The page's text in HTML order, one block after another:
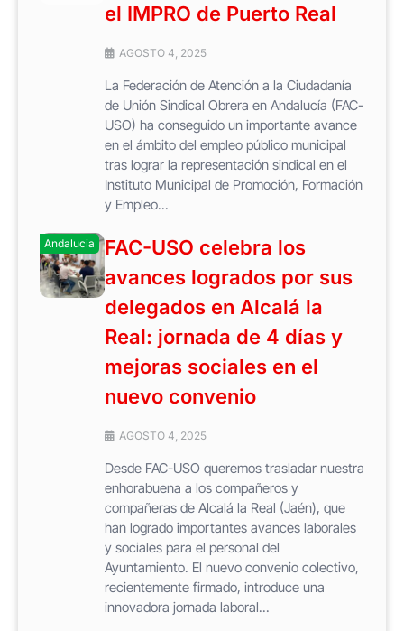
el IMPRO de Puerto Real
AGOSTO 4, 2025
La Federación de Atención a la Ciudadanía
de Unión Sindical Obrera en Andalucía (FAC-
USO) ha conseguido un importante avance
en el ámbito del empleo público municipal
tras lograr la representación sindical en el
Instituto Municipal de Promoción, Formación
y Empleo...
Andalucia
FAC-USO celebra los
avances logrados por sus
delegados en Alcalá la
Real: jornada de 4 días y
mejoras sociales en el
nuevo convenio
AGOSTO 4, 2025
Desde FAC-USO queremos trasladar nuestra
enhorabuena a los compañeros y
compañeras de Alcalá la Real (Jaén), que
han logrado importantes avances laborales
y sociales para el personal del
Ayuntamiento. El nuevo convenio colectivo,
recientemente firmado, introduce una
innovadora jornada laboral...